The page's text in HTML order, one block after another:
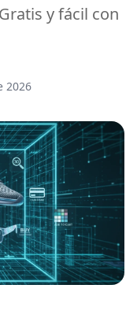
y fácil con
2026